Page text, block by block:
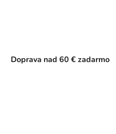
Doprava nad 60 € zadarmo